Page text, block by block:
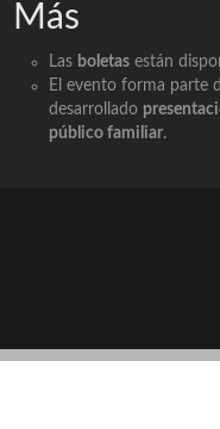
Más
Las boletas están
El evento forma parte
desarrollado
público familiar.